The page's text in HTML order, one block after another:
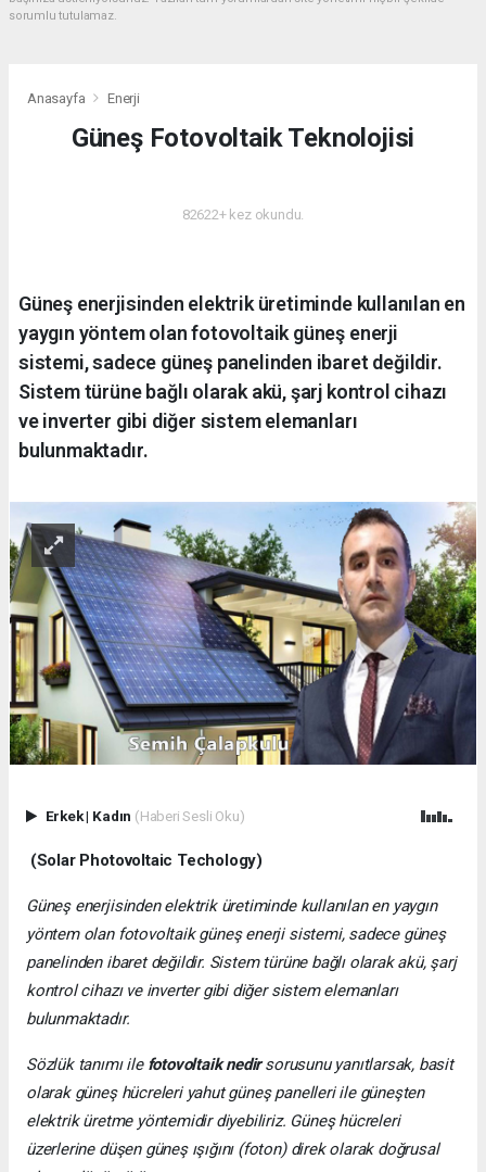
sorumlu tutulamaz.
Anasayfa Enerji
Güneş Fotovoltaik Teknolojisi
82622+ kez okundu.
Güneş enerjisinden elektrik üretiminde kullanılan en
yaygın yöntem olan fotovoltaik güneş enerji
sistemi, sadece güneş panelinden ibaret değildir.
Sistem türüne bağlı olarak akü, şarj kontrol cihazı
ve inverter gibi diğer sistem elemanları
bulunmaktadır.
Erkek| Kadın (Haberi Sesli Oku)
(Solar Photovoltaic Techology)
Güneş enerjisinden elektrik üretiminde kullanılan en yaygın
yöntem olan fotovoltaik güneş enerji sistemi, sadece güneş
panelinden ibaret değildir. Sistem türüne bağlı olarak akü, şarj
kontrol cihazı ve inverter gibi diğer sistem elemanları
bulunmaktadır.
Sözlük tanımı ile fotovoltaik nedirsorusunu yanıtlarsak, basit
olarak güneş hücreleri yahut güneş panelleri ile güneşten
elektrik üretme yöntemidir diyebiliriz. Güneş hücreleri
üzerlerine düşen güneş ışığını (foton) direk olarak doğrusal